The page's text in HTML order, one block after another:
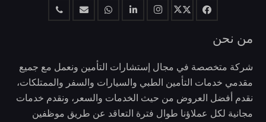
من نحن
شركة متخصصة في مجال إستشارات التأمين ونعمل مع جميع
مقدمي خدمات التأمين الطبي والسيارات والسفر والممتلكات،
نقدم أفضل العروض من حيث الخدمات والسعر، ونقدم خدمات
مجانية لكل عملاؤنا طوال فترة التعاقد عن طريق موظفين